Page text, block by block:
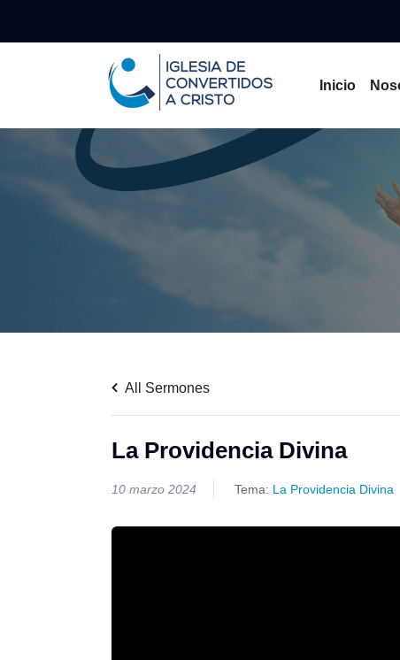
Inicio
All Sermones
La Providencia Divina
10 marzo 2024 Tema: La Providencia Divina